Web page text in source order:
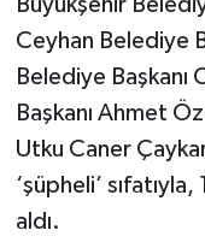
Ceyhan Belediye
Belediye Başkanı
Başkanı Ahmet
Utku Caner
‘şüpheli’
aldı.